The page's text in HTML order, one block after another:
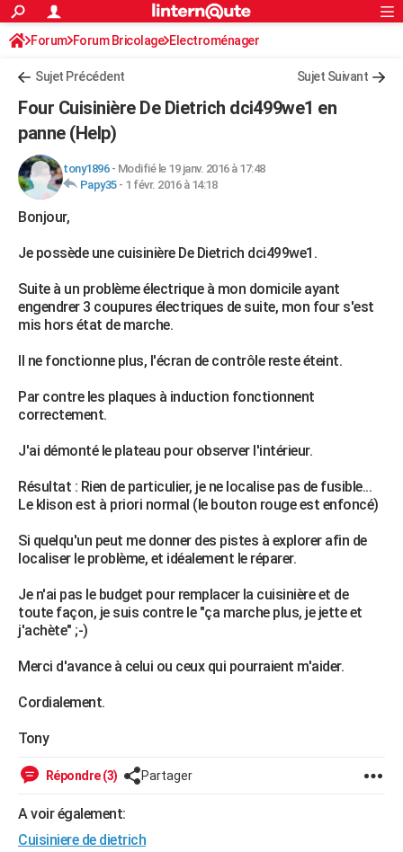
ACTUALITÉS
Politique
Société
Faits Divers
Education
Monde
Villes
+
Programme TV
Streaming
Sorties cinéma
FINANCE
Retraite
Impôts
Epargne
Immobilier
Risques naturels par ville
Banque
Assurance
Crédit
AUTO
Essais
Réserver un essai
Citadines
Berlines
SUV
Forum auto
HIGH-TECH
Guides de France
Escapades
Patrimoine
Expositions
Musées
Week-end nature
+LIFESTYLE
VOYAGE
Destinations
City break
Voyage nature
Voyage de noces
Forum
Climat
+
BONS PLANS
CARTE DE VOEUX
Carte de Noël
Carte Bonne année
Carte Saint-Valentin
Carte Pâques
Carte d'anniversaire
DICTIONNAIRE
Dictionnaire
Biographies
Citations
Expressions
Proverbes
PROGRAMME TV
COPAINS D'AVANT
S'inscrire
Se connecter
Lycées
Collèges
Primaires
Universités
Entreprises
Service militaire
Avis de recherche
Bricolage
Lifestyle
Culture
Sport
Auto
Television
Voyage
Cinema
S'inscrire
Connexion
Forum Forum Bricolage Electroménager
Sujet Précédent Sujet Suivant
Four Cuisinière De Dietrich dci499we1 en
panne (Help)
tony1896- Modifié le 19 janv. 2016 à 17:48
Papy35- 1 févr. 2016 à 14:18
Bonjour,
Je possède une cuisinière De Dietrich dci499we1.
Suite à un problème électrique à mon domicile ayant
engendrer 3 coupures électriques de suite, mon four s'est
mis hors état de marche.
Il ne fonctionne plus, l'écran de contrôle reste éteint.
Par contre les plaques à induction fonctionnent
correctement.
J'ai démonté le plateau pour observer l'intérieur.
Résultat : Rien de particulier, je ne localise pas de fusible...
Le klison est à priori normal (le bouton rouge est enfoncé)
Si quelqu'un peut me donner des pistes à explorer afin de
localiser le problème, et idéalement le réparer.
Je n'ai pas le budget pour remplacer la cuisinière et de
toute façon, je suis contre le "ça marche plus, je jette et
j'achète" ;-)
Merci d'avance à celui ou ceux qui pourraient m'aider.
Cordialement.
Tony
Répondre (3) Partager
A voir également:
Cuisiniere de dietrich